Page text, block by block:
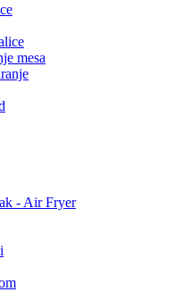
mesa
- Air Fryer